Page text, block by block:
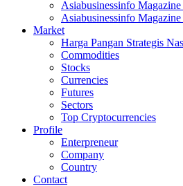
Asiabusinessinfo Magazine
Asiabusinessinfo Magazine
Market
Harga Pangan Strategis
Commodities
Stocks
Currencies
Futures
Sectors
Top Cryptocurrencies
Profile
Enterpreneur
Company
Country
Contact